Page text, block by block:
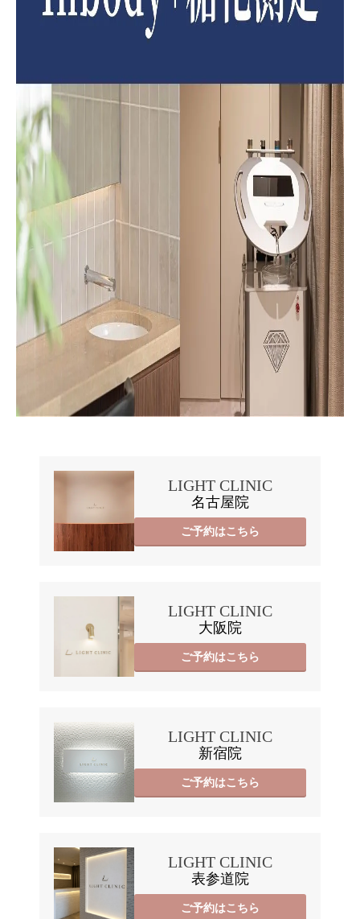
LIGHT CLINIC
名古屋院
ご予約はこちら
LIGHT CLINIC
大阪院
ご予約はこちら
LIGHT CLINIC
新宿院
ご予約はこちら
LIGHT CLINIC
表参道院
ご予約はこちら